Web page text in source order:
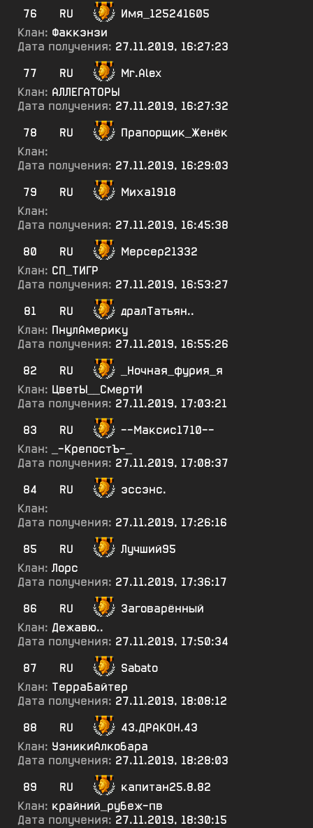
76
RU
Имя_125241605
Клан: Факкэнзи
Дата получения: 27.11.2019, 16:27:23
77
RU
Mr.Alex
Клан: АЛЛЕГАТОРЫ
Дата получения: 27.11.2019, 16:27:32
78
RU
Прапорщик_Женёк
Клан:
Дата получения: 27.11.2019, 16:29:03
79
RU
Миха1918
Клан:
Дата получения: 27.11.2019, 16:45:38
80
RU
Мерсер21332
Клан: СП_ТИГР
Дата получения: 27.11.2019, 16:53:27
81
RU
дралТатьян..
Клан: ПнулАмерику
Дата получения: 27.11.2019, 16:55:26
82
RU
_Ночная_фурия_я
Клан: ЦветЫ__СмертИ
Дата получения: 27.11.2019, 17:03:21
83
RU
--Максис1710--
Клан:
_-КрепостЪ-_
Дата получения: 27.11.2019, 17:08:37
84
RU
эссэнс.
Клан:
Дата получения: 27.11.2019, 17:26:16
85
RU
Лучший95
Клан: Лорс
Дата получения: 27.11.2019, 17:36:17
86
RU
Заговарённый
Клан: Дежавю..
Дата получения: 27.11.2019, 17:50:34
87
RU
Sabato
Клан: ТерраБайтер
Дата получения: 27.11.2019, 18:08:12
88
RU
43.ДРАКОН.43
Клан: УзникиАлкобара
Дата получения: 27.11.2019, 18:28:03
89
RU
капитан25.8.82
Клан: крайний_рубеж-пв
Дата получения: 27.11.2019, 18:30:15